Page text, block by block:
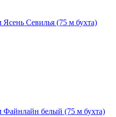
Севилья (75 м бухта)
белый (75 м бухта)